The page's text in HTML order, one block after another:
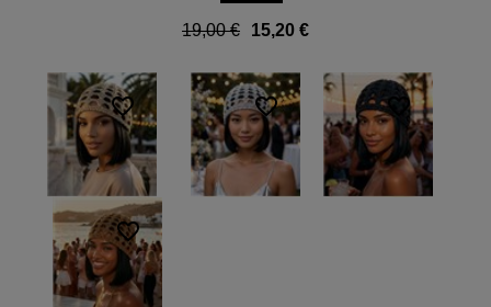
19,00 € 15,20 €
favorite_border favorite_border favorite_border
favorite_border